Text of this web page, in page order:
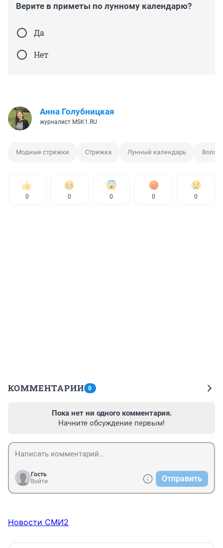
Верите в приметы по лунному календарю?
Да
Нет
Анна Голубницкая
журналист MSK1.RU
Модные стрижки Стрижка Лунный календарь
0 0 0 0 0
КОММЕНТАРИИ 0
Пока нет ни одного комментария.
Начните обсуждение первым!
Гость
Войти
Отправить
Новости СМИ2